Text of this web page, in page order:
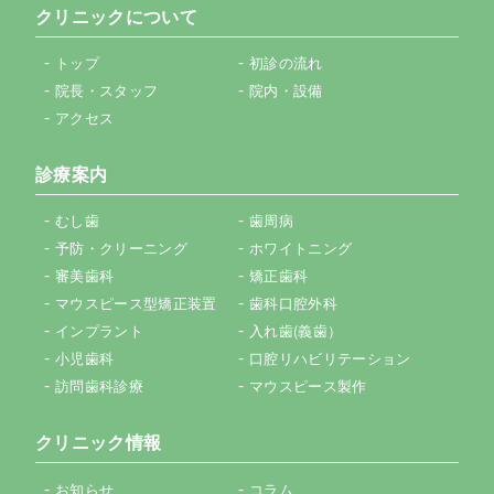
クリニックについて
トップ
初診の流れ
院長・スタッフ
院内・設備
アクセス
診療案内
むし歯
歯周病
予防・クリーニング
ホワイトニング
審美歯科
矯正歯科
マウスピース型矯正装置
歯科口腔外科
インプラント
入れ歯(義歯）
小児歯科
口腔リハビリテーション
訪問歯科診療
マウスピース製作
クリニック情報
お知らせ コラム